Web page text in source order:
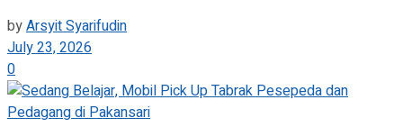
byArsyit Syarifudin
July 23, 2026
0